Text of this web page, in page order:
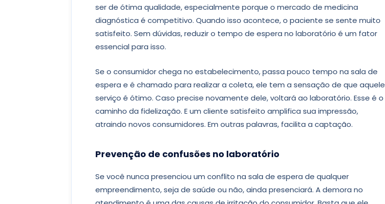
ser de ótima qualidade, especialmente porque o mercado de medicina
diagnóstica é competitivo. Quando isso acontece, o paciente se sente muito
satisfeito. Sem dúvidas, reduzir o tempo de espera no laboratório é um fator
essencial para isso.
Se o consumidor chega no estabelecimento, passa pouco tempo na sala de
espera e é chamado para realizar a coleta, ele tem a sensação de que aquele
serviço é ótimo. Caso precise novamente dele, voltará ao laboratório. Esse é o
caminho da fidelização. E um cliente satisfeito amplifica sua impressão,
atraindo novos consumidores. Em outras palavras, facilita a captação.
Prevenção de confusões no laboratório
Se você nunca presenciou um conflito na sala de espera de qualquer
empreendimento, seja de saúde ou não, ainda presenciará. A demora no